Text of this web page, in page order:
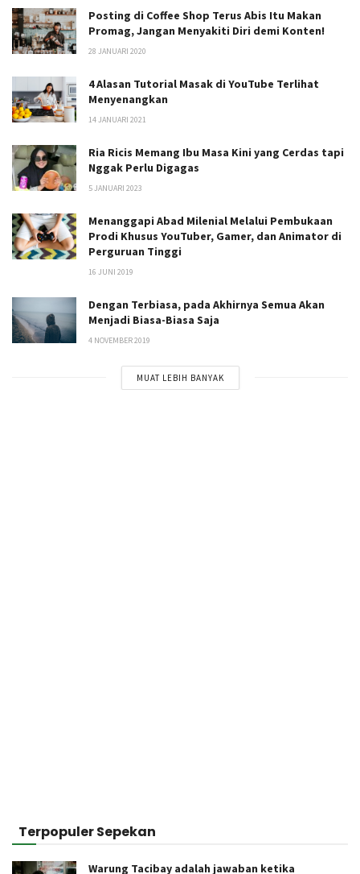
Posting di Coffee Shop Terus Abis Itu Makan
Promag, Jangan Menyakiti Diri demi Konten!
28 JANUARI 2020
4 Alasan Tutorial Masak di YouTube Terlihat
Menyenangkan
14 JANUARI 2021
Ria Ricis Memang Ibu Masa Kini yang Cerdas tapi
Nggak Perlu Digagas
5 JANUARI 2023
Menanggapi Abad Milenial Melalui Pembukaan
Prodi Khusus YouTuber, Gamer, dan Animator di
Perguruan Tinggi
16 JUNI 2019
Dengan Terbiasa, pada Akhirnya Semua Akan
Menjadi Biasa-Biasa Saja
4 NOVEMBER 2019
MUAT LEBIH BANYAK
Terpopuler Sepekan
Warung Tacibay adalah jawaban ketika